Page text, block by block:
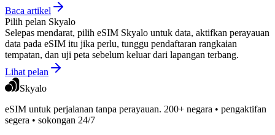
Baca artikel
Pilih pelan Skyalo
Selepas mendarat, pilih eSIM Skyalo untuk data, aktifkan perayauan
data pada eSIM itu jika perlu, tunggu pendaftaran rangkaian
tempatan, dan uji peta sebelum keluar dari lapangan terbang.
Lihat pelan
Skyalo
eSIM untuk perjalanan tanpa perayauan. 200+ negara • pengaktifan
segera • sokongan 24/7